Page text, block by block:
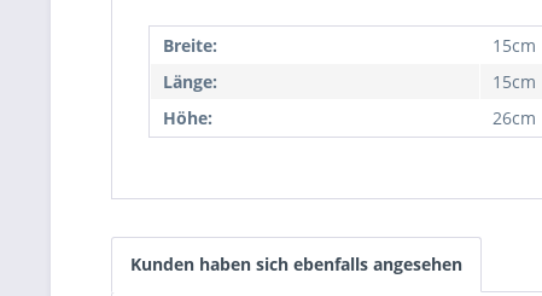
Breite:
15cm
Länge:
15cm
Höhe:
26cm
Kunden haben sich ebenfalls angesehen